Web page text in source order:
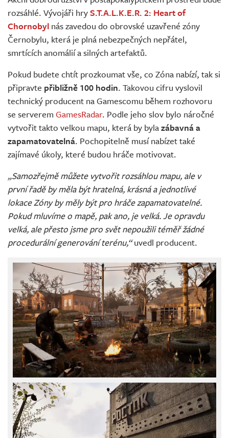
Živě
rozsáhlé. Vývojáři hryS.T.A.L.K.E.R. 2: Heart of
Chornobyl nás zavedou do obrovské uzavřené zóny
Černobylu, která je plná nebezpečných nepřátel,
smrtících anomálií a silných artefaktů.
Pokud budete chtít prozkoumat vše, co Zóna nabízí, tak si
připravte přibližně 100 hodin. Takovou cifru vyslovil
technický producent na Gamescomu během rozhovoru
se serverem GamesRadar. Podle jeho slov bylo náročné
vytvořit takto velkou mapu, která by bylazábavná a
zapamatovatelná. Pochopitelně musí nabízet také
zajímavé úkoly, které budou hráče motivovat.
„Samozřejmě můžete vytvořit rozsáhlou mapu, ale v
první řadě by měla být hratelná, krásná a jednotlivé
lokace Zóny by měly být pro hráče zapamatovatelné.
Pokud mluvíme o mapě, pak ano, je velká. Je opravdu
velká, ale přesto jsme pro svět nepoužili téměř žádné
procedurální generování terénu,“uvedl producent.